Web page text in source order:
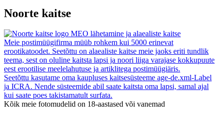
Noorte kaitse
MEO lähetamine ja alaealiste kaitse
Meie postimüügifirma müüb rohkem kui 5000 erinevat
erootikatoodet. Seetõttu on alaealiste kaitse meie jaoks eriti tundlik
teema, sest on oluline kaitsta lapsi ja noori liiga varajase kokkupuute
eest erootilise meelelahutuse ja artiklitega postimüügiäris.
Seetõttu kasutame oma kaupluses kaitsesüsteeme age-de.xml-Label
ja ICRA. Nende süsteemide abil saate kaitsta oma lapsi, samal ajal
kui saate poes takistamatult surfata.
Kõik meie fotomudelid on 18-aastased või vanemad